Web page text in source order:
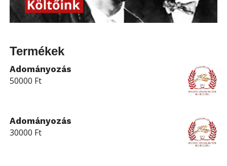
Termékek
Adományozás
50000 Ft
Adományozás
30000 Ft